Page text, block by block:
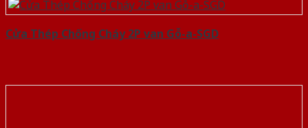
Cửa Thép Chống Cháy 2P van Gỗ-a-SGD